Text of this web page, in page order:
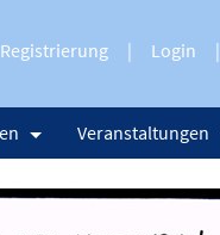
Registrierung Login
Veranstaltungen